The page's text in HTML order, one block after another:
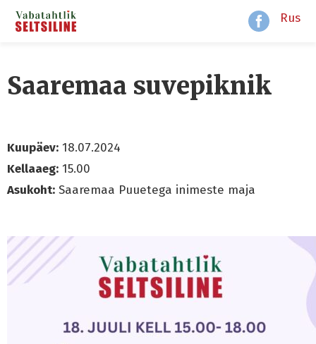
Rus
Saaremaa suvepiknik
Kuupäev: 18.07.2024
Kellaaeg: 15.00
Asukoht: Saaremaa Puuetega inimeste maja